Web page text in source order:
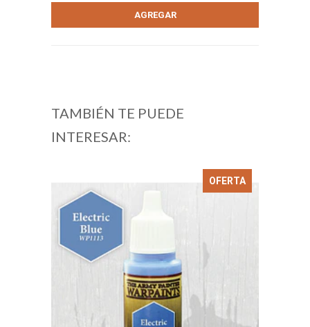
TAMBIÉN TE PUEDE
INTERESAR:
OFERTA